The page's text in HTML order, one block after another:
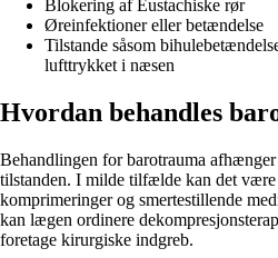
Blokering af Eustachiske rør
Øreinfektioner eller betændelse
Tilstande såsom
lufttrykket i næsen
Hvordan behandles
Behandlingen for barotrauma
tilstanden. I milde tilfælde kan det
komprimeringer og smertestillende
kan lægen ordinere
foretage kirurgiske indgreb.